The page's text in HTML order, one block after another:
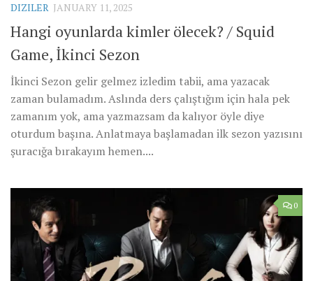
DIZILER JANUARY 11, 2025
Hangi oyunlarda kimler ölecek? / Squid
Game, İkinci Sezon
İkinci Sezon gelir gelmez izledim tabii, ama yazacak
zaman bulamadım. Aslında ders çalıştığım için hala pek
zamanım yok, ama yazmazsam da kalıyor öyle diye
oturdum başına. Anlatmaya başlamadan ilk sezon yazısını
şuracığa bırakayım hemen....
0